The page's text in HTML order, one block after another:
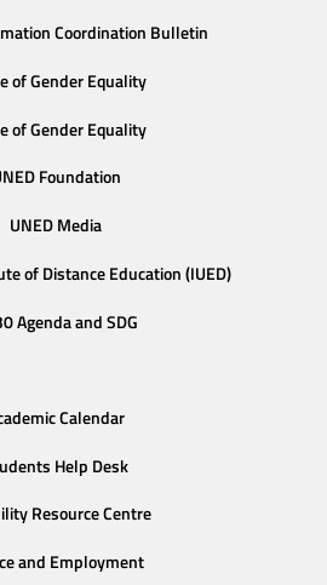
Coordination Bulletin
of Gender Equality
of Gender Equality
Foundation
UNED Media
of Distance Education (IUED)
Agenda and SDG
Calendar
Help Desk
Resource Centre
and Employment